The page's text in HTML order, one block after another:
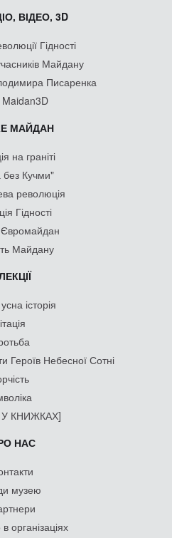
ВІДЕО, 3D
Гідності
Майдану
Писаренка
Maidan3D
МАЙДАН
на граніті
без Кучми"
революція
Гідності
Євромайдан
Майдану
історія
Героїв Небесної Сотні
КНИЖКАХ]
НАС
музею
організаціях